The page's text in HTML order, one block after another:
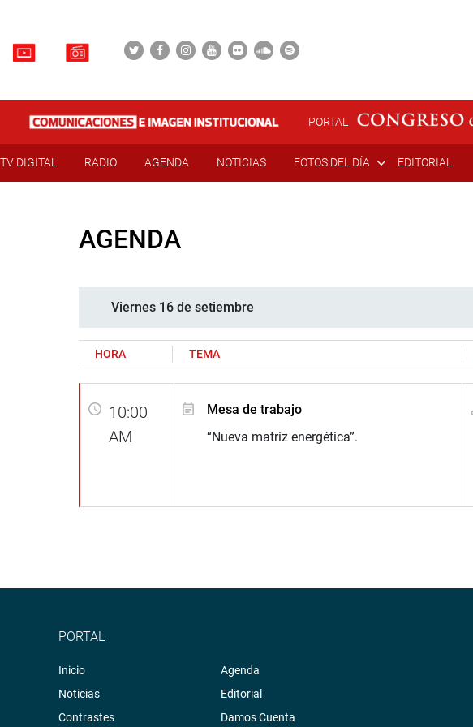
PORTAL
TV DIGITAL RADIO AGENDA NOTICIAS FOTOS DEL DÍA EDITORIAL
AGENDA
Viernes 16 de setiembre
HORA TEMA
10:00
AM
Mesa de trabajo
“Nueva matriz energética”.
PORTAL
Inicio
Noticias
Contrastes
Agenda
Editorial
Damos Cuenta